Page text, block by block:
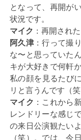
となって、再開が
状況です。
マイク ：再開され
阿久津 ：行って撮
な〜と思っていた
キが大好きで何軒
私の顔を見るたび
リと言うんです（笑
マイク ：これから
レンドリーな感じ
の来日公演観たい
（笑）。では、今